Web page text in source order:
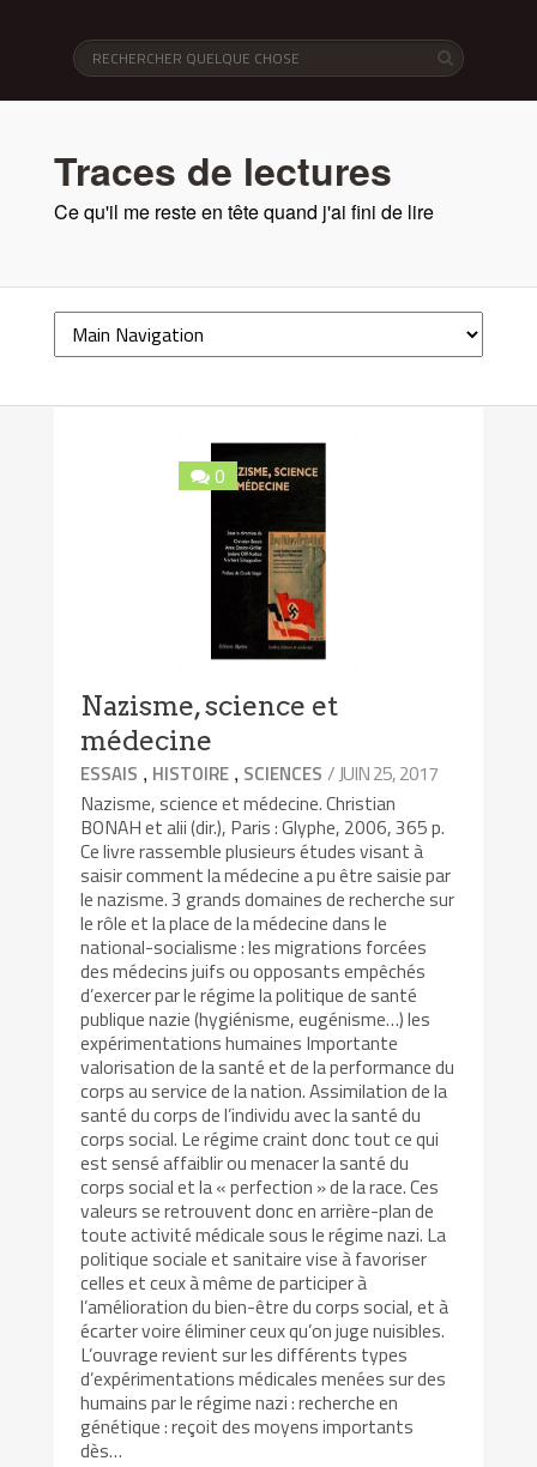
Traces de lectures
Ce qu'il me reste en tête quand j'ai fini de lire
0
Nazisme, science et
médecine
ESSAIS , HISTOIRE , SCIENCES / JUIN 25, 2017
Nazisme, science et médecine. Christian
BONAH et alii (dir.), Paris : Glyphe, 2006, 365 p.
Ce livre rassemble plusieurs études visant à
saisir comment la médecine a pu être saisie par
le nazisme. 3 grands domaines de recherche sur
le rôle et la place de la médecine dans le
national-socialisme : les migrations forcées
des médecins juifs ou opposants empêchés
d’exercer par le régime la politique de santé
publique nazie (hygiénisme, eugénisme…) les
expérimentations humaines Importante
valorisation de la santé et de la performance du
corps au service de la nation. Assimilation de la
santé du corps de l’individu avec la santé du
corps social. Le régime craint donc tout ce qui
est sensé affaiblir ou menacer la santé du
corps social et la « perfection » de la race. Ces
valeurs se retrouvent donc en arrière-plan de
toute activité médicale sous le régime nazi. La
politique sociale et sanitaire vise à favoriser
celles et ceux à même de participer à
l’amélioration du bien-être du corps social, et à
écarter voire éliminer ceux qu’on juge nuisibles.
L’ouvrage revient sur les différents types
d’expérimentations médicales menées sur des
humains par le régime nazi : recherche en
génétique : reçoit des moyens importants
dès…